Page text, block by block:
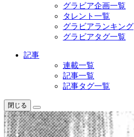
グラビア企画一覧
タレント一覧
グラビアランキング
グラビアタグ一覧
記事
連載一覧
記事一覧
記事タグ一覧
閉じる